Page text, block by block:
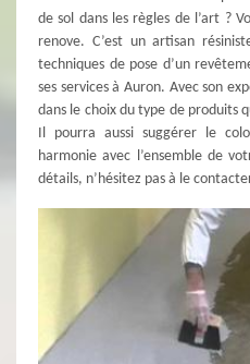
de sol dans les règles de l’art ?
renove. C’est un artisan
techniques de pose d’un
ses services à Auron. Avec son
dans le choix du type de produits
Il pourra aussi suggérer le
harmonie avec l’ensemble de
détails, n’hésitez pas à le